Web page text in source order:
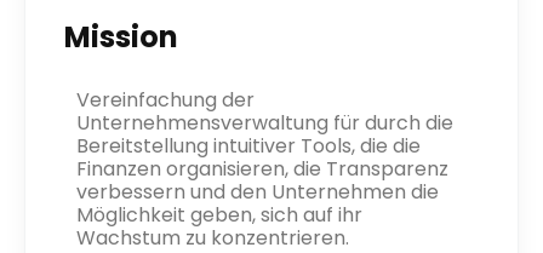
Mission
Vereinfachung der
Unternehmensverwaltung für durch die
Bereitstellung intuitiver Tools, die die
Finanzen organisieren, die Transparenz
verbessern und den Unternehmen die
Möglichkeit geben, sich auf ihr
Wachstum zu konzentrieren.